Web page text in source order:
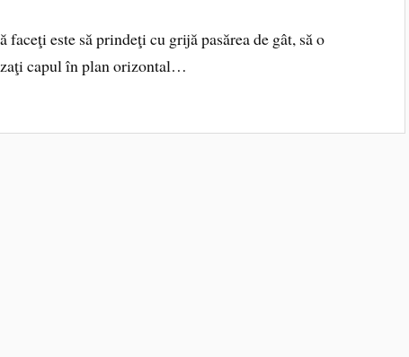
este să prindeţi cu grijă pasărea de gât, să o
capul în plan orizontal…